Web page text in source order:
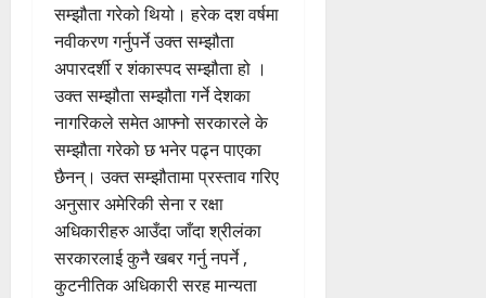
सम्झौता गरेको थियो। हरेक दश वर्षमा
नवीकरण गर्नुपर्ने उक्त सम्झौता
अपारदर्शी र शंकास्पद सम्झौता हो ।
उक्त सम्झौता सम्झौता गर्ने देशका
नागरिकले समेत आफ्नो सरकारले के
सम्झौता गरेको छ भनेर पढ्न पाएका
छैनन्। उक्त सम्झौतामा प्रस्ताव गरिए
अनुसार अमेरिकी सेना र रक्षा
अधिकारीहरु आउँदा जाँदा श्रीलंका
सरकारलाई कुनै खबर गर्नु नपर्ने ,
कुटनीतिक अधिकारी सरह मान्यता